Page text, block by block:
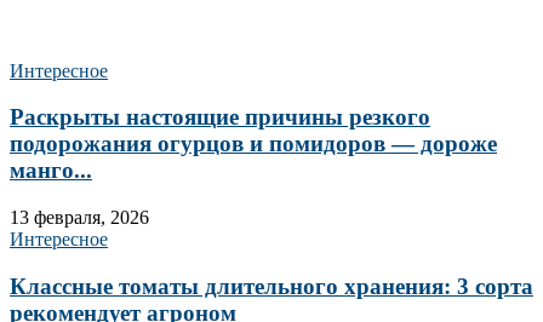
Интересное
Раскрыты настоящие причины резкого
подорожания огурцов и помидоров — дороже
манго...
13 февраля, 2026
Интересное
Классные томаты длительного хранения: 3 сорта
рекомендует агроном